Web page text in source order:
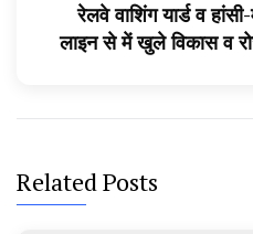
रेलवे वाशिंग यार्ड व
लाइन से में खुले विकास व
Related Posts